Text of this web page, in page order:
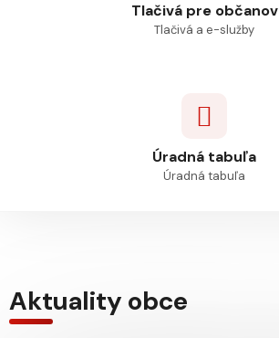
Tlačivá pre občanov
Tlačivá a e-služby
Úradná tabuľa
Úradná tabuľa
Aktuality obce